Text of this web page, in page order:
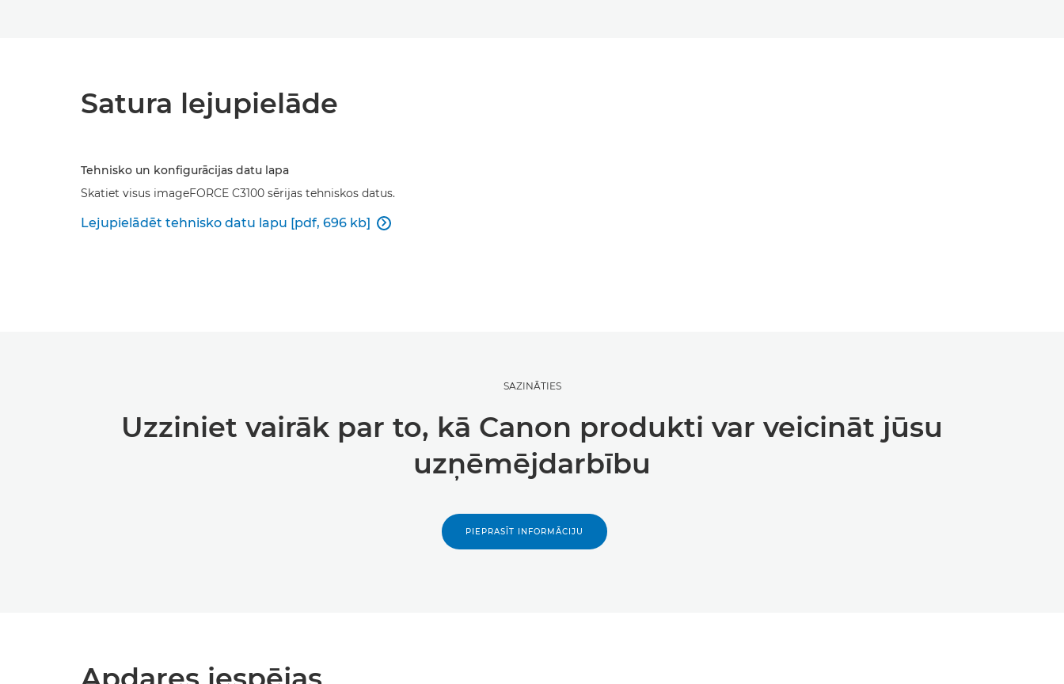
Satura lejupielāde
Tehnisko un konfigurācijas datu lapa
Skatiet visus imageFORCE C3100 sērijas tehniskos datus.
Lejupielādēt tehnisko datu lapu [pdf, 696 kb] 
SAZINĀTIES
Uzziniet vairāk par to, kā Canon produkti var veicināt jūsu
uzņēmējdarbību
PIEPRASĪT INFORMĀCIJU